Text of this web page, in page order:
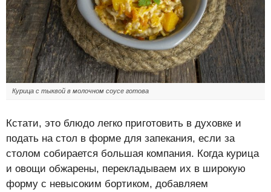
Курица с тыквой в молочном соусе готова
Кстати, это блюдо легко приготовить в духовке и
подать на стол в форме для запекания, если за
столом собирается большая компания. Когда курица
и овощи обжарены, перекладываем их в широкую
форму с невысоким бортиком, добавляем